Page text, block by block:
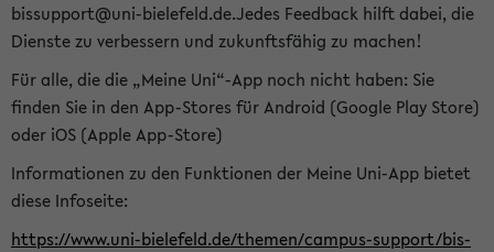
bissupport@uni-bielefeld.de.Jedes Feedback hilft dabei, die
Dienste zu verbessern und zukunftsfähig zu machen!
Für alle, die die „Meine Uni“-App noch nicht haben: Sie
finden Sie in den App-Stores für Android (Google Play Store)
oder iOS (Apple App-Store)
Informationen zu den Funktionen der Meine Uni-App bietet
diese Infoseite:
https://www.uni-bielefeld.de/themen/campus-support/bis-